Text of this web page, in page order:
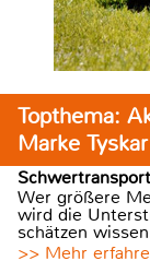
Topthema:
Marke Tyskar
Wer größere
wird die
schätzen
>> Mehr